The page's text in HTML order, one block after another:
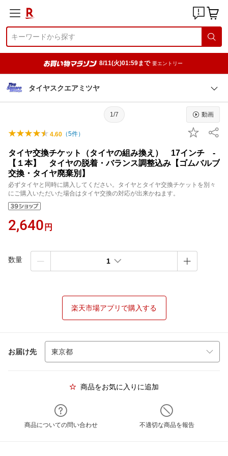
8/11(火)01:59まで 要エントリー
タイヤスクエアミツヤ
1/7 動画
4.60 （5件）
タイヤ交換チケット（タイヤの組み換え） 17インチ -
【１本】 タイヤの脱着・バランス調整込み【ゴムバルブ
交換・タイヤ廃棄別】
必ずタイヤと同時に購入してください。タイヤとタイヤ交換チケットを別々
にご購入いただいた場合はタイヤ交換の対応が出来かねます。
2,640 円
数量 1
楽天市場アプリで購入する
お届け先
商品をお気に入りに追加
商品についての問い合わせ 不適切な商品を報告